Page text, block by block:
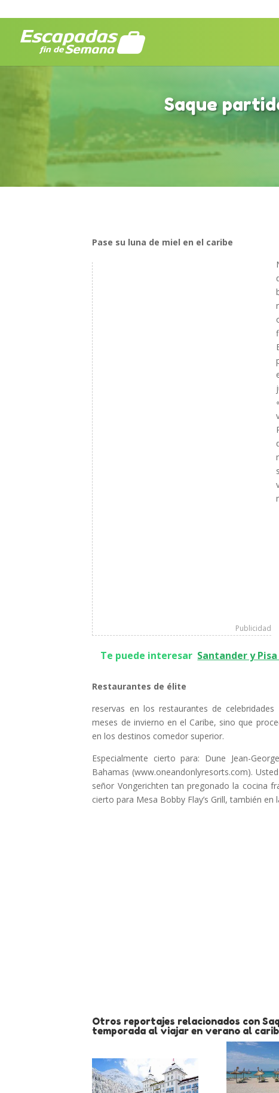
Saque
Pase su luna de miel en el caribe
Publicidad
Te puede interesar Santander y
Restaurantes de élite
reservas en los restaurantes de
meses de invierno en el Caribe, sino que
en los destinos comedor superior.
Especialmente cierto para: Dune Jean-
Bahamas (www.oneandonlyresorts.com).
señor Vongerichten tan pregonado la cocina
cierto para Mesa Bobby Flay’s Grill, también en
Otros reportajes relacionados con
temporada al viajar en verano al